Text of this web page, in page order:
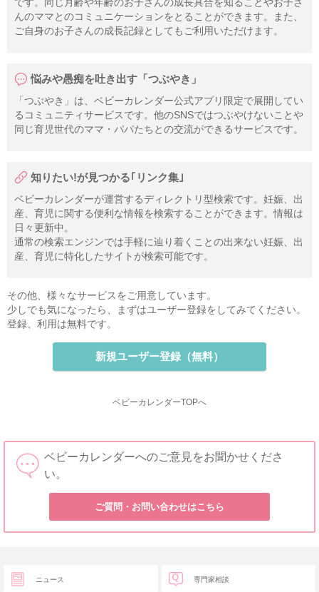
です。同じ月齢や年齢のお子さんの成長具合を知ることやお子さ
んのママとのコミュニケーションをとることができます。また、
ご自身のお子さんの成長記録としてもご利用いただけます。
悩みや愚痴を吐き出す「つぶやき」
「つぶやき」は、ベビーカレンダー公式アプリ限定で展開してい
るコミュニティサービスです。他のSNSではつぶやけないことや
同じ育児世代のママ・パパたちとの交流ができるサービスです。
知りたい!が見つかる｢リンク集｣
ベビーカレンダーが運営するディレクトリ型検索です。妊娠、出
産、育児に関する便利な情報を検索することができます。情報は
日々更新中。
通常の検索エンジンでは手軽に辿り着くことの出来ない妊娠、出
産、育児に特化したサイトが検索可能です。
その他、様々なサービスをご用意しています。
少しでも気になったら、まずはユーザー登録をしてみてください。
登録、利用は無料です。
新規ユーザー登録（無料）
ベビーカレンダーTOPへ
ベビーカレンダーへのご意見をお聞かせくださ
い。
ご質問・お問い合わせはこちら
ニュース 専門家相談